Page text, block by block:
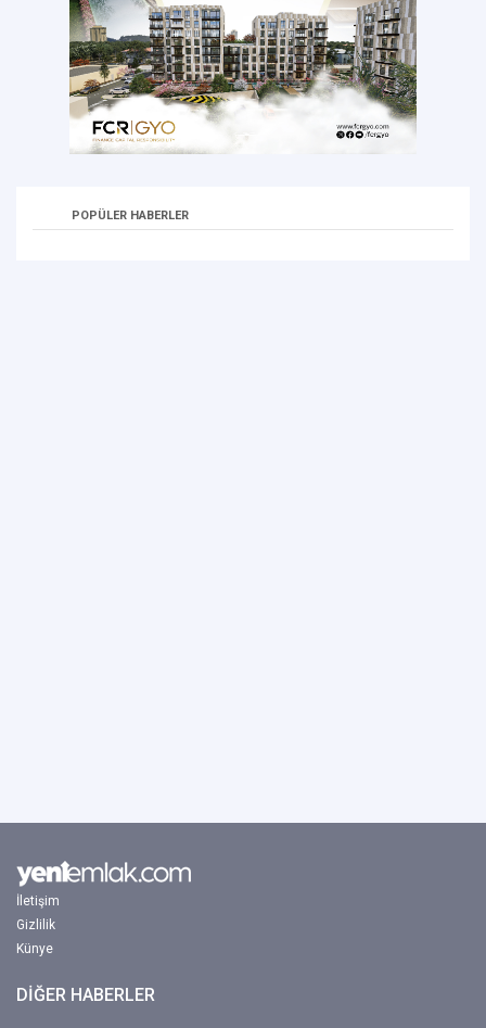
POPÜLER HABERLER
İletişim
Gizlilik
Künye
DİĞER HABERLER